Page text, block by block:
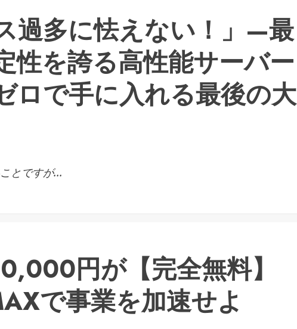
過多に怯えない！」—最
性を誇る高性能サーバー
ロで手に入れる最後の大
とですが...
円が【完全無料】
で事業を加速せよ